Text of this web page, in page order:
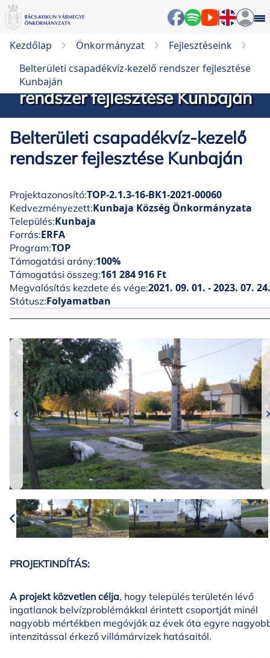
Kezdőlap Önkormányzat
Fejlesztéseink
Belterületi csapadékvíz-kezelő rendszer fejlesztése
Kunbaján
Belterületi csapadékvíz-kezelő
rendszer fejlesztése Kunbaján
Belterületi csapadékvíz-kezelő
rendszer fejlesztése Kunbaján
Projektazonosító:TOP-2.1.3-16-BK1-2021-00060
Kedvezményezett:Kunbaja Község Önkormányzata
Település:Kunbaja
Forrás:ERFA
Program:TOP
Támogatási arány:100%
Támogatási összeg:161 284 916 Ft
Megvalósítás kezdete és vége:2021. 09. 01. - 2023. 07. 24.
Státusz:Folyamatban
PROJEKTINDÍTÁS:
A projekt közvetlen célja, hogy település területén lévő
ingatlanok belvízproblémákkal érintett csoportját minél
nagyobb mértékben megóvják az évek óta egyre
intenzitással érkező villámárvizek hatásaitól.